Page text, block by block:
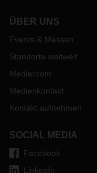
ÜBER UNS
Events & Messen
Standorte weltweit
Mediaroom
Medienkontakt
Kontakt aufnehmen
SOCIAL MEDIA
Facebook
LinkedIn